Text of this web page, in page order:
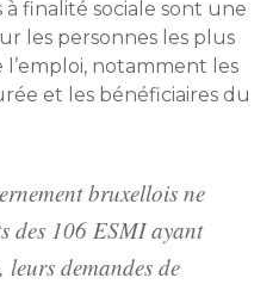
à finalité sociale sont une
les personnes les plus
notamment les
et les bénéficiaires du
bruxellois ne
des 106 ESMI ayant
demandes de